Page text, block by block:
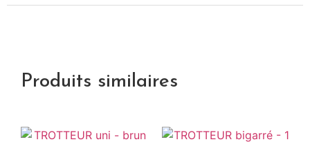
Produits similaires